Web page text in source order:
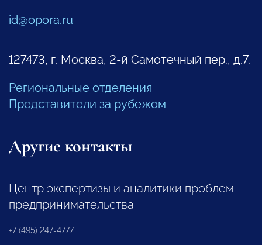
id@opora.ru
127473, г. Москва, 2-й Самотечный пер., д.7.
Региональные отделения
Представители за рубежом
Другие контакты
Центр экспертизы и аналитики проблем
предпринимательства
+7 (495) 247-4777